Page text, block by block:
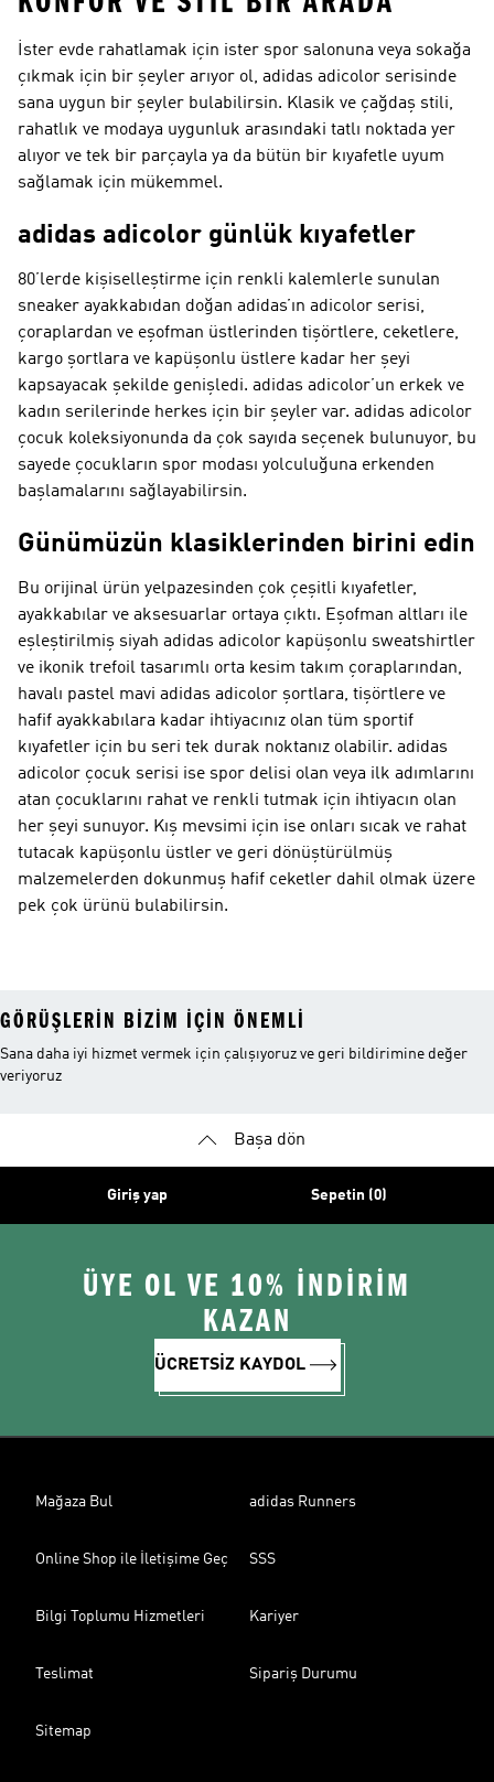
İster evde rahatlamak için ister spor salonuna veya sokağa
çıkmak için bir şeyler arıyor ol, adidas adicolor serisinde
sana uygun bir şeyler bulabilirsin. Klasik ve çağdaş stili,
rahatlık ve modaya uygunluk arasındaki tatlı noktada yer
alıyor ve tek bir parçayla ya da bütün bir kıyafetle uyum
sağlamak için mükemmel.
adidas adicolor günlük kıyafetler
80’lerde kişiselleştirme için renkli kalemlerle sunulan
sneaker ayakkabıdan doğan adidas’ın adicolor serisi,
çoraplardan ve eşofman üstlerinden tişörtlere, ceketlere,
kargo şortlara ve kapüşonlu üstlere kadar her şeyi
kapsayacak şekilde genişledi. adidas adicolor’un erkek ve
kadın serilerinde herkes için bir şeyler var. adidas adicolor
çocuk koleksiyonunda da çok sayıda seçenek bulunuyor, bu
sayede çocukların spor modası yolculuğuna erkenden
başlamalarını sağlayabilirsin.
Günümüzün klasiklerinden birini edin
Bu orijinal ürün yelpazesinden çok çeşitli kıyafetler,
ayakkabılar ve aksesuarlar ortaya çıktı. Eşofman altları ile
eşleştirilmiş siyah adidas adicolor kapüşonlu sweatshirtler
ve ikonik trefoil tasarımlı orta kesim takım çoraplarından,
havalı pastel mavi adidas adicolor şortlara, tişörtlere ve
hafif ayakkabılara kadar ihtiyacınız olan tüm sportif
kıyafetler için bu seri tek durak noktanız olabilir. adidas
adicolor çocuk serisi ise spor delisi olan veya ilk adımlarını
atan çocuklarını rahat ve renkli tutmak için ihtiyacın olan
her şeyi sunuyor. Kış mevsimi için ise onları sıcak ve rahat
tutacak kapüşonlu üstler ve geri dönüştürülmüş
malzemelerden dokunmuş hafif ceketler dahil olmak üzere
pek çok ürünü bulabilirsin.
GÖRÜŞLERIN BIZIM IÇIN ÖNEMLI
Sana daha iyi hizmet vermek için çalışıyoruz ve geri bildirimine değer
veriyoruz
Başa dön
Giriş yap Sepetin (0)
ÜYE OL VE 10% İNDİRİM
KAZAN
ÜCRETSİZ KAYDOL
Mağaza Bul adidas Runners
Online Shop ile İletişime Geç SSS
Bilgi Toplumu Hizmetleri Kariyer
Teslimat Sipariş Durumu
Sitemap